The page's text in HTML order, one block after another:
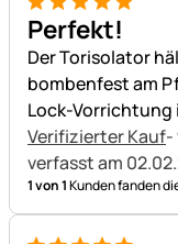
5 von 5
Perfekt!
Der Torisolator
bombenfest am
Lock-Vorrichtung
Verifizierter Kauf-
verfasst am
1 von 1Kunden fanden